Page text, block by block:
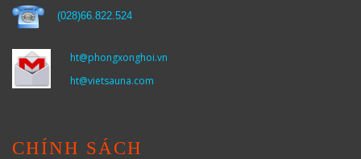
(028)66.822.524
ht@phongxonghoi.vn
ht@vietsauna.com
CHÍNH SÁCH